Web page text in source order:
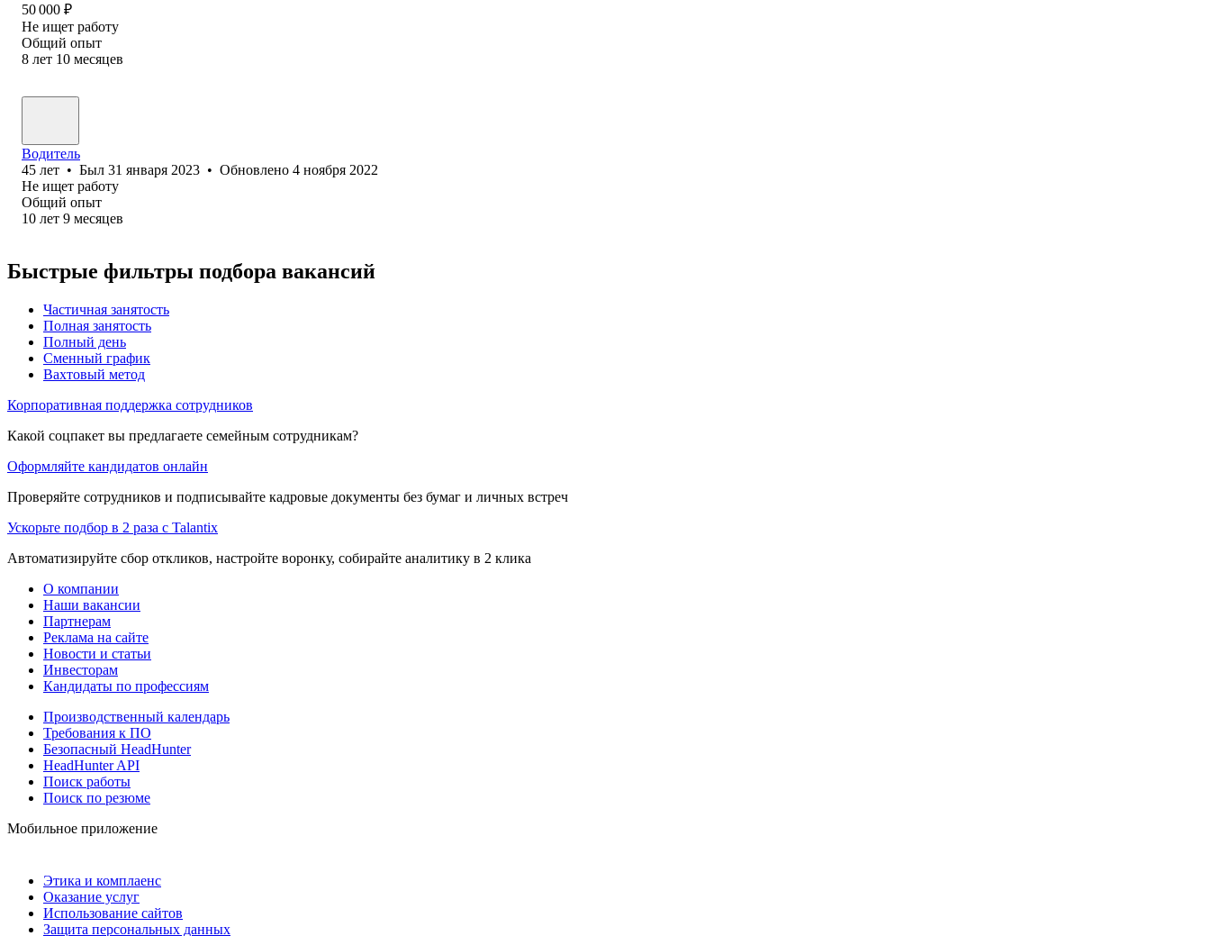
50 000 ₽
Не ищет работу
Общий опыт
8 лет 10 месяцев
Водитель
45 лет • Был 31 января 2023 • Обновлено 4 ноября 2022
Не ищет работу
Общий опыт
10 лет 9 месяцев
Быстрые фильтры подбора вакансий
Частичная занятость
Полная занятость
Полный день
Сменный график
Вахтовый метод
Корпоративная поддержка сотрудников
Какой соцпакет вы предлагаете семейным сотрудникам?
Оформляйте кандидатов онлайн
Проверяйте сотрудников и подписывайте кадровые документы без бумаг и личных встреч
Ускорьте подбор в 2 раза с Talantix
Автоматизируйте сбор откликов, настройте воронку, собирайте аналитику в 2 клика
О компании
Наши вакансии
Партнерам
Реклама на сайте
Новости и статьи
Инвесторам
Кандидаты по профессиям
Производственный календарь
Требования к ПО
Безопасный HeadHunter
HeadHunter API
Поиск работы
Поиск по резюме
Мобильное приложение
Этика и комплаенс
Оказание услуг
Использование сайтов
Защита персональных данных